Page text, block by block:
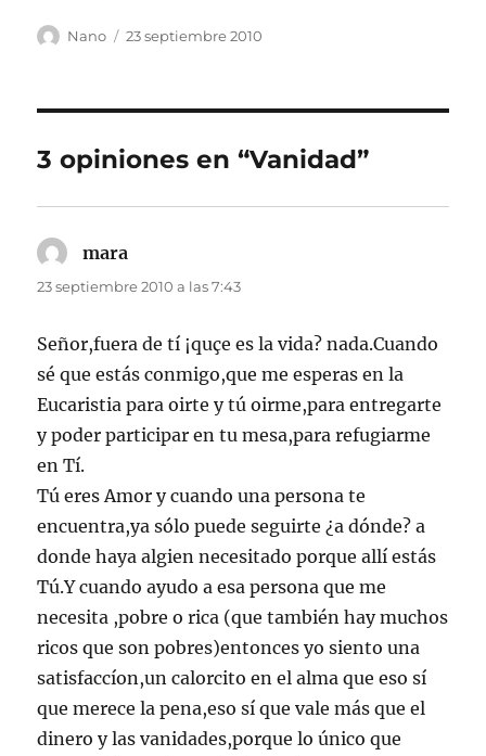
Autor
Nano
Publicado
23 septiembre 2010
3 opiniones en “Vanidad”
mara
23 septiembre 2010 a las 7:43
Señor,fuera de tí ¡quçe es la vida? nada.Cuando
sé que estás conmigo,que me esperas en la
Eucaristia para oirte y tú oirme,para entregarte
y poder participar en tu mesa,para refugiarme
en Tí.
Tú eres Amor y cuando una persona te
encuentra,ya sólo puede seguirte ¿a dónde? a
donde haya algien necesitado porque allí estás
Tú.Y cuando ayudo a esa persona que me
necesita ,pobre o rica (que también hay muchos
ricos que son pobres)entonces yo siento una
satisfaccíon,un calorcito en el alma que eso sí
que merece la pena,eso sí que vale más que el
dinero y las vanidades,porque lo único que